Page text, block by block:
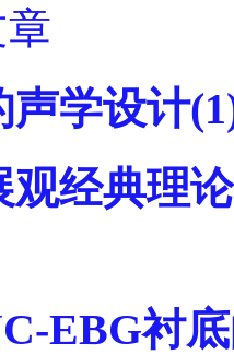
声学设计
观经典理
EBG衬